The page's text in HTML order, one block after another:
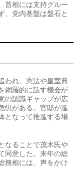
首相には支持グルー
、党内基盤は盤石と
われ、憲法や皇室典
網羅的に話す機会が
の認識ギャップが広
惧がある。官邸が進
となって推進する場
なることで茂木氏や
同意した。来年の総
務相には、声をかけ